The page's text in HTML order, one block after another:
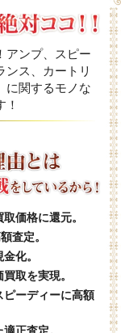
アンプ、スピー
ンス、カートリ
に関するモノな
価格に還元。
査定。
化。
取を実現。
ピーディーに高額